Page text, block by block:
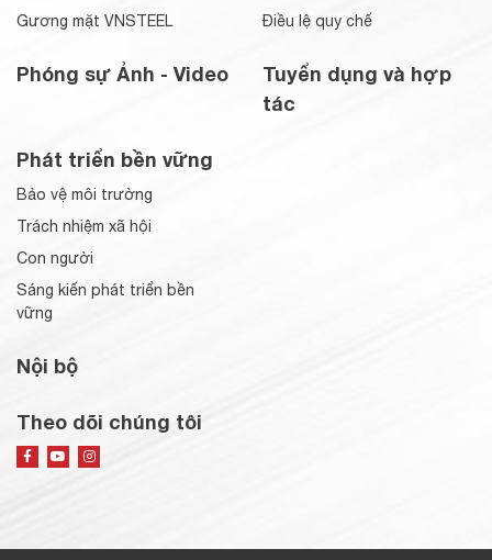
Gương mặt VNSTEEL
Phóng sự Ảnh - Video
Điều lệ quy chế
Tuyển dụng và hợp
tác
Phát triển bền vững
Bảo vệ môi trường
Trách nhiệm xã hội
Con người
Sáng kiến phát triển bền
vững
Nội bộ
Theo dõi chúng tôi